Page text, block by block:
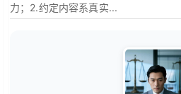
力；2.约定内容系真实...